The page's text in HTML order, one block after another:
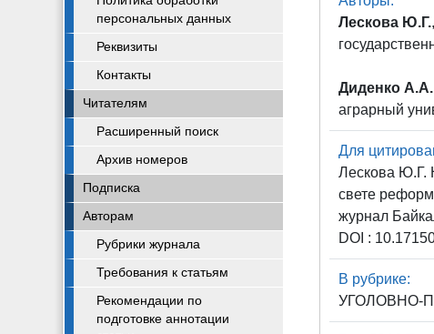
персональных данных
Реквизиты
Контакты
Читателям
Расширенный поиск
Архив номеров
Подписка
Авторам
Рубрики журнала
Требования к статьям
Рекомендации по
подготовке аннотации
Лескова Ю.Г.
Диденко А.А.
аграрный
Для
Лескова Ю.Г.
свете
журнал
DOI :
В рубрике:
УГОЛОВНО-